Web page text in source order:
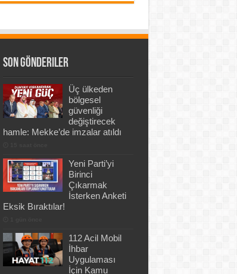
Son Gönderiler
Üç ülkeden
bölgesel
güvenliği
değiştirecek
hamle: Mekke’de imzalar atıldı
Yeni Parti’yi
Birinci
Çıkarmak
İsterken Anketi
Eksik Bıraktılar!
112 Acil Mobil
İhbar
Uygulaması
İçin Kamu